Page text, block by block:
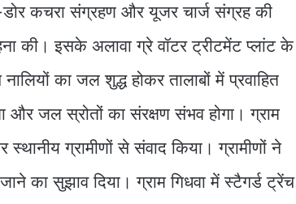
टू-डोर कचरा संग्रहण और यूजर चार्ज संग्रह की
की। इसके अलावा ग्रे वॉटर ट्रीटमेंट प्लांट के
का जल शुद्ध होकर तालाबों में प्रवाहित
और जल स्रोतों का संरक्षण संभव होगा। ग्राम
ग्रामीणों से संवाद किया। ग्रामीणों ने
का सुझाव दिया। ग्राम गिधवा में स्टैगर्ड ट्रेंच